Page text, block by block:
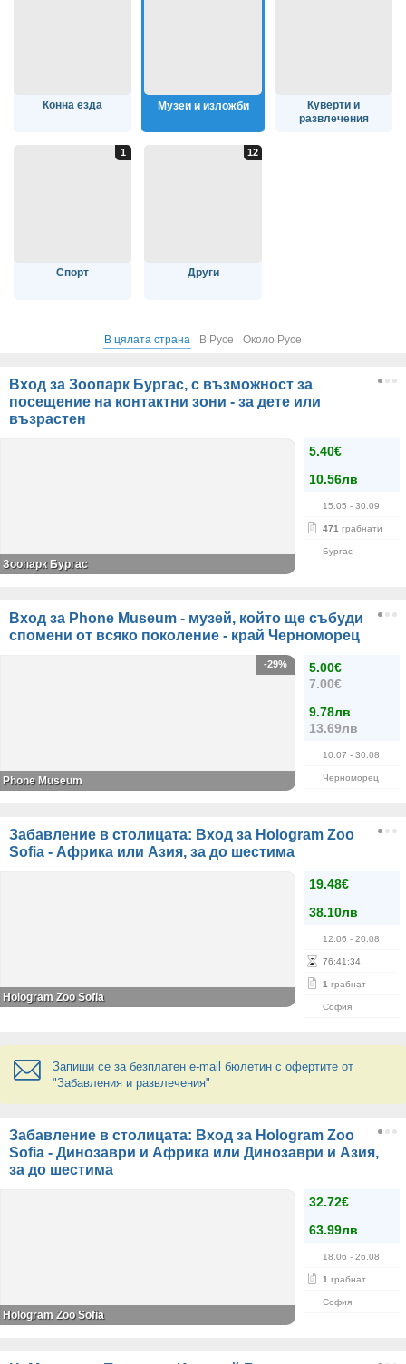
Конна езда Музеи и изложби
Куверти и
развлечения
Спорт Други
В цялата страна В Русе Около Русе
Вход за Зоопарк Бургас, с възможност за
посещение на контактни зони - за дете или
възрастен
5.40€
10.56лв
15.05 - 30.09
471 грабнати
Бургас
Зоопарк Бургас
Вход за Phone Museum - музей, който ще събуди
спомени от всяко поколение - край Черноморец
5.00€
7.00€
9.78лв
13.69лв
10.07 - 30.08
Черноморец
-29%
Phone Museum
Забавление в столицата: Вход за Hologram Zoo
Sofia - Африка или Азия, за до шестима
19.48€
38.10лв
12.06 - 20.08
76:41:34
1 грабнат
София
Hologram Zoo Sofia
Запиши се за безплатен e-mail бюлетин с офертите от
"Забавления и развлечения"
Забавление в столицата: Вход за Hologram Zoo
Sofia - Динозаври и Африка или Динозаври и Азия,
за до шестима
32.72€
63.99лв
18.06 - 26.08
1 грабнат
София
Hologram Zoo Sofia